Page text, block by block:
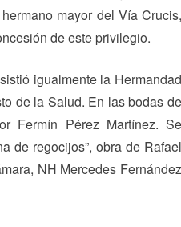
mayor del Vía Crucis,
de este privilegio.
igualmente la Hermandad
de la Salud. En las bodas de
Fermín Pérez Martínez. Se
de regocijos”, obra de Rafael
NH Mercedes Fernández